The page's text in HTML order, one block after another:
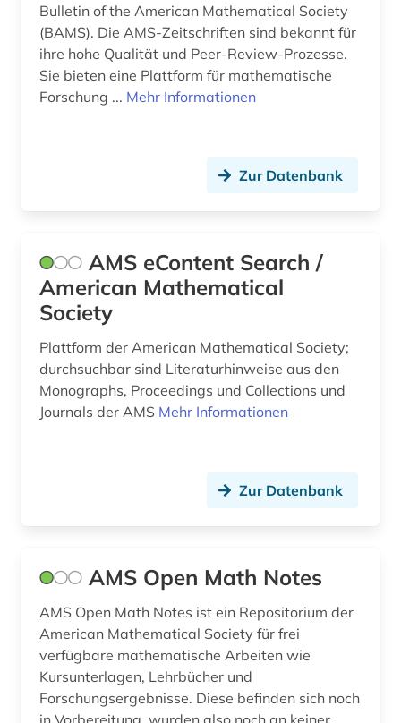
lehrmittel (3)
lexikon (3)
life sciences (1)
materialwissenschaft (1)
mathematics and computer science (1)
mathematik (77)
mathematik elektronische zeitschrift
mathematische modelle (1)
mathematische physik (1)
mathematische statistik (1)
matlab (1)
Bulletin of the American Mathematical Society
(BAMS). Die AMS-Zeitschriften sind bekannt für
ihre hohe Qualität und Peer-Review-Prozesse.
Sie bieten eine Plattform für mathematische
Forschung ... Mehr Informationen
Zur Datenbank
AMS eContent Search /
American Mathematical
Society
Plattform der American Mathematical Society;
durchsuchbar sind Literaturhinweise aus den
Monographs, Proceedings und Collections und
Journals der AMS Mehr Informationen
Zur Datenbank
AMS Open Math Notes
AMS Open Math Notes ist ein Repositorium der
American Mathematical Society für frei
verfügbare mathematische Arbeiten wie
Kursunterlagen, Lehrbücher und
Forschungsergebnisse. Diese befinden sich noch